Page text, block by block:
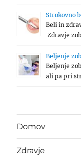
Strokovno
Beli in
Zdravje
Beljenje
Beljenje
ali pa pri
Domov
Zdravje